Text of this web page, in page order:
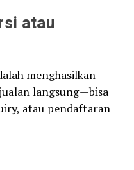
atau
menghasilkan
langsung—bisa
atau pendaftaran